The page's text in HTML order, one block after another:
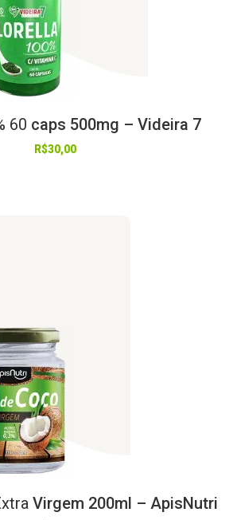
60 caps 500mg – Videira 7
R$30,00
Virgem 200ml – ApisNutri